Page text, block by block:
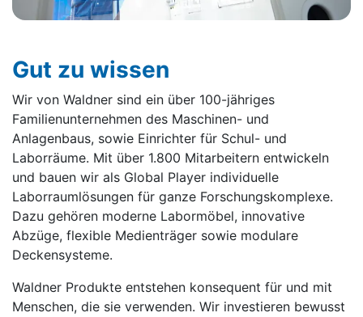
Gut zu wissen
Wir von Waldner sind ein über 100-jähriges
Familienunternehmen des Maschinen- und
Anlagenbaus, sowie Einrichter für Schul- und
Laborräume. Mit über 1.800 Mitarbeitern entwickeln
und bauen wir als Global Player individuelle
Laborraumlösungen für ganze Forschungskomplexe.
Dazu gehören moderne Labor­möbel, innovative
Abzüge, flexible Medienträger sowie modulare
Deckensysteme.
Waldner Produkte entstehen konsequent für und mit
Menschen, die sie verwenden. Wir investieren be­wusst